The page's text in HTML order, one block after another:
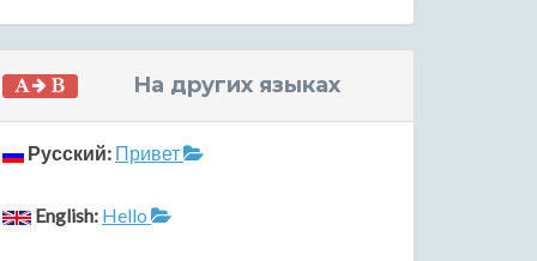
На других языках
Русский: Привет
English: Hello